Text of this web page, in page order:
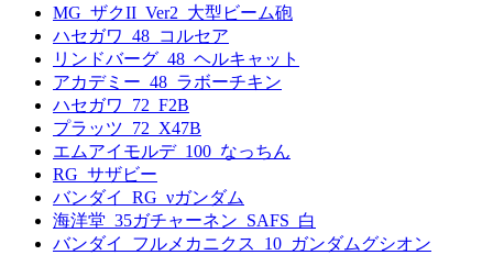
MG_ザクII_Ver2_大型ビーム砲
ハセガワ_48_コルセア
リンドバーグ_48_ヘルキャット
アカデミー_48_ラボーチキン
ハセガワ_72_F2B
プラッツ_72_X47B
エムアイモルデ_100_なっちん
RG_サザビー
バンダイ_RG_νガンダム
海洋堂_35ガチャーネン_SAFS_白
バンダイ_フルメカニクス_10_ガンダムグシオン